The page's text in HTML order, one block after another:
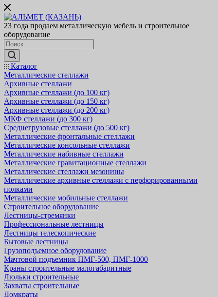
23 года продаем металлическую мебель и строительное
оборудование
Каталог
Металлические стеллажи
Архивные стеллажи
Архивные стеллажи (до 100 кг)
Архивные стеллажи (до 150 кг)
Архивные стеллажи (до 200 кг)
МКФ стеллажи (до 300 кг)
Среднегрузовые стеллажи (до 500 кг)
Металлические фронтальные стеллажи
Металлические консольные стеллажи
Металлические набивные стеллажи
Металлические гравитационные стеллажи
Металлические стеллажи мезонины
Металлические архивные стеллажи с перфорированными
полками
Металлические мобильные стеллажи
Строительное оборудование
Лестницы-стремянки
Профессиональные лестницы
Лестницы телескопические
Бытовые лестницы
Грузоподъемное оборудование
Мачтовой подъемник ПМГ-500, ПМГ-1000
Краны строительные малогабаритные
Люльки строительные
Захваты строительные
Домкраты